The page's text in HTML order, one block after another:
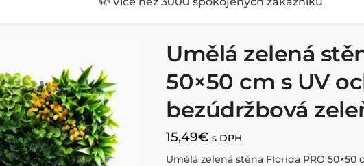
Umělá zelená
50×50 cm s UV
bezúdržbová
15,49€ s DPH
Umělá zelená stěna Florida PRO